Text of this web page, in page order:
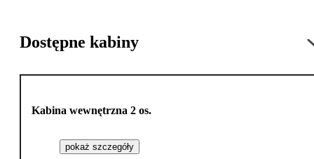
Dostępne kabiny
Kabina wewnętrzna 2 os.
pokaż szczegóły